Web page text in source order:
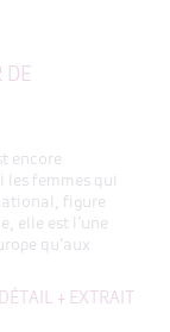
DE
encore
femmes qui
figure
elle est l’une
qu’aux
DÉTAIL + EXTRAIT